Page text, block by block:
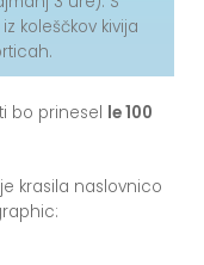
koleščkov kivija
bo prinesel le 100
krasila naslovnico